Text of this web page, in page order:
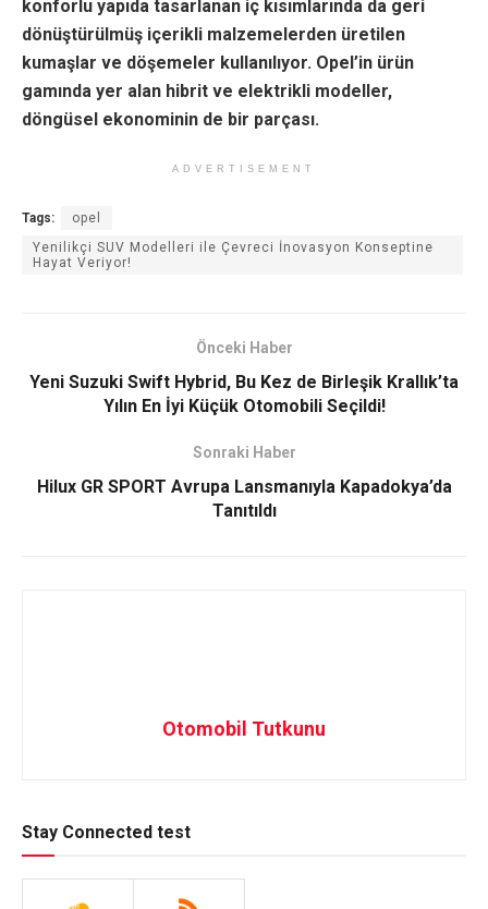
konforlu yapıda tasarlanan iç kısımlarında da geri
dönüştürülmüş içerikli malzemelerden üretilen
kumaşlar ve döşemeler kullanılıyor. Opel’in ürün
gamında yer alan hibrit ve elektrikli modeller,
döngüsel ekonominin de bir parçası.
ADVERTISEMENT
Tags:
opel
Yenilikçi SUV Modelleri ile Çevreci İnovasyon Konseptine
Hayat Veriyor!
Önceki Haber
Yeni Suzuki Swift Hybrid, Bu Kez de Birleşik Krallık’ta
Yılın En İyi Küçük Otomobili Seçildi!
Sonraki Haber
Hilux GR SPORT Avrupa Lansmanıyla Kapadokya’da
Tanıtıldı
Otomobil Tutkunu
Stay Connected test